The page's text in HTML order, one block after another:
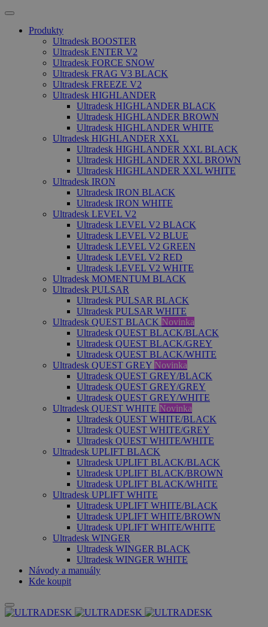
Produkty
Ultradesk BOOSTER
Ultradesk ENTER V2
Ultradesk FORCE SNOW
Ultradesk FRAG V3 BLACK
Ultradesk FREEZE V2
Ultradesk HIGHLANDER
Ultradesk HIGHLANDER BLACK
Ultradesk HIGHLANDER BROWN
Ultradesk HIGHLANDER WHITE
Ultradesk HIGHLANDER XXL
Ultradesk HIGHLANDER XXL BLACK
Ultradesk HIGHLANDER XXL BROWN
Ultradesk HIGHLANDER XXL WHITE
Ultradesk IRON
Ultradesk IRON BLACK
Ultradesk IRON WHITE
Ultradesk LEVEL V2
Ultradesk LEVEL V2 BLACK
Ultradesk LEVEL V2 BLUE
Ultradesk LEVEL V2 GREEN
Ultradesk LEVEL V2 RED
Ultradesk LEVEL V2 WHITE
Ultradesk MOMENTUM BLACK
Ultradesk PULSAR
Ultradesk PULSAR BLACK
Ultradesk PULSAR WHITE
Ultradesk QUEST BLACK Novinka
Ultradesk QUEST BLACK/BLACK
Ultradesk QUEST BLACK/GREY
Ultradesk QUEST BLACK/WHITE
Ultradesk QUEST GREY Novinka
Ultradesk QUEST GREY/BLACK
Ultradesk QUEST GREY/GREY
Ultradesk QUEST GREY/WHITE
Ultradesk QUEST WHITE Novinka
Ultradesk QUEST WHITE/BLACK
Ultradesk QUEST WHITE/GREY
Ultradesk QUEST WHITE/WHITE
Ultradesk UPLIFT BLACK
Ultradesk UPLIFT BLACK/BLACK
Ultradesk UPLIFT BLACK/BROWN
Ultradesk UPLIFT BLACK/WHITE
Ultradesk UPLIFT WHITE
Ultradesk UPLIFT WHITE/BLACK
Ultradesk UPLIFT WHITE/BROWN
Ultradesk UPLIFT WHITE/WHITE
Ultradesk WINGER
Ultradesk WINGER BLACK
Ultradesk WINGER WHITE
Návody a manuály
Kde koupit